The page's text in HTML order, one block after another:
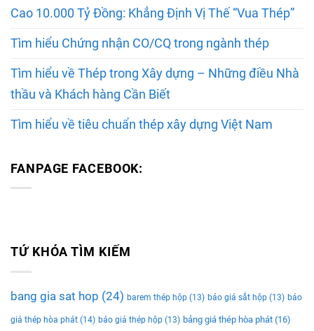
Cao 10.000 Tỷ Đồng: Khẳng Định Vị Thế “Vua Thép”
Tìm hiểu Chứng nhận CO/CQ trong ngành thép
Tìm hiểu về Thép trong Xây dựng – Những điều Nhà
thầu và Khách hàng Cần Biết
Tìm hiểu về tiêu chuẩn thép xây dựng Việt Nam
FANPAGE FACEBOOK:
TỨ KHÓA TÌM KIẾM
bang gia sat hop (24) barem thép hộp (13) báo giá sắt hộp (13) báo
giá thép hòa phát (14) báo giá thép hộp (13) bảng giá thép hòa phát (16)